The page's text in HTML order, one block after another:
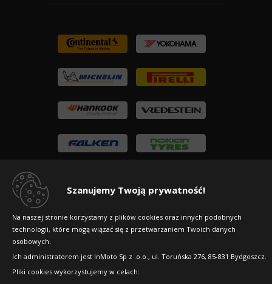
Szanujemy Twoją prywatność!
Na naszej stronie korzystamy z plików cookies oraz innych podobnych
technologii, które mogą wiązać się z przetwarzaniem Twoich danych
osobowych.
Ich administratorem jest InMoto Sp z .o.o., ul. Toruńska 276, 85-831 Bydgoszcz.
Pliki cookies wykorzystujemy w celach:
Copyright © 2010-2026 24opony.pl. Wszelkie